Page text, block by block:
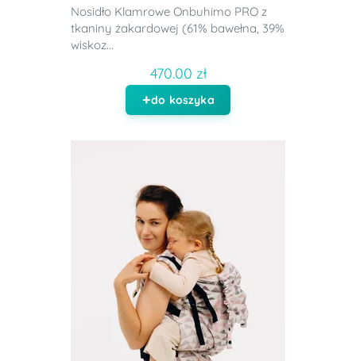
Nosidło Klamrowe Onbuhimo PRO z
tkaniny żakardowej (61% bawełna, 39%
wiskoz...
470.00 zł
do koszyka